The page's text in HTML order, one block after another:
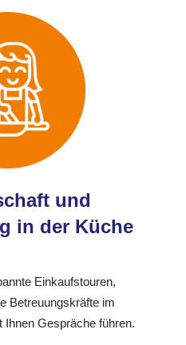
und
in der Küche
Einkaufstouren,
Betreuungskräfte im
Ihnen Gespräche führen.